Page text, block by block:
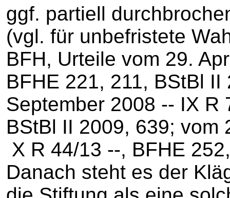
ggf. partiell
(vgl. für unbefristete
BFH, Urteile vom 29.
BFHE 221, 211, BStBl
September 2008 ‑‑ IX R
BStBl II 2009, 639; vom
X R 44/13 ‑‑, BFHE
Danach steht es der